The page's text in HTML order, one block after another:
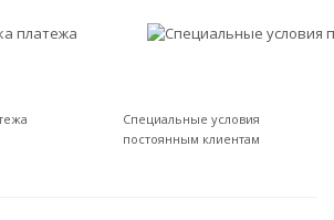
Специальные условия
постоянным клиентам